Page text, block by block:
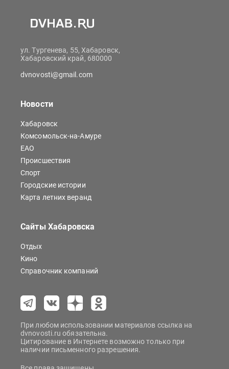
ул. Тургенева, 55, Хабаровск,
Хабаровский край, 680000
dvnovosti@gmail.com
Новости
Хабаровск
Комсомольск-на-Амуре
ЕАО
Происшествия
Спорт
Городские истории
Карта летних веранд
Сайты Хабаровска
Отдых
Кино
Справочник компаний
При любом использовании материалов ссылка на
dvnovosti.ru обязательна.
Цитирование в Интернете возможно только при
наличии письменного разрешения.